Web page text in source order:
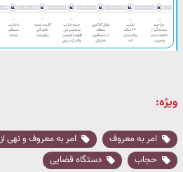
ویژه:
امر به معروف امر به معروف و نهی
حجاب
دستگاه قضایی